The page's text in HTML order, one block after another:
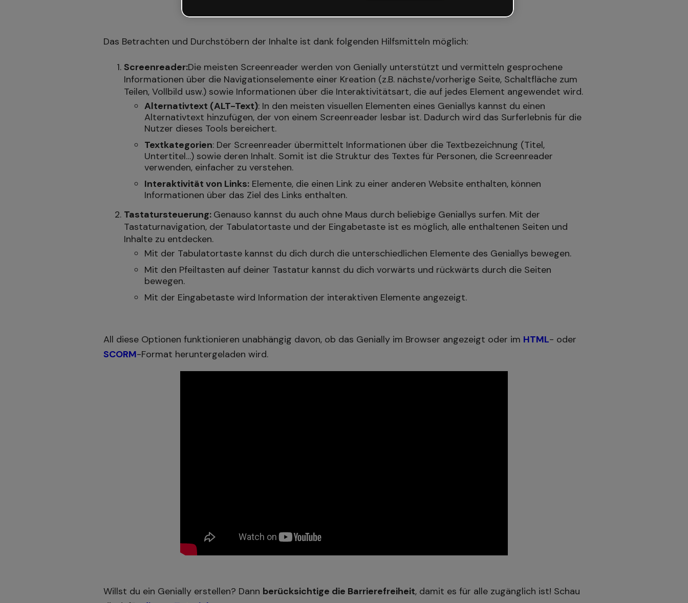
Das Betrachten und Durchstöbern der Inhalte ist dank folgenden Hilfsmitteln möglich:
Screenreader:Die meisten Screenreader werden von Genially unterstützt und vermitteln gesprochene
Informationen über die Navigationselemente einer Kreation (z.B. nächste/vorherige Seite, Schaltfläche zum
Teilen, Vollbild usw.) sowie Informationen über die Interaktivitätsart, die auf jedes Element angewendet wird.
Alternativtext (ALT-Text): In den meisten visuellen Elementen eines Geniallys kannst du einen
Alternativtext hinzufügen, der von einem Screenreader lesbar ist. Dadurch wird das Surferlebnis für die
Nutzer dieses Tools bereichert.
Textkategorien: Der Screenreader übermittelt Informationen über die Textbezeichnung (Titel,
Untertitel…) sowie deren Inhalt. Somit ist die Struktur des Textes für Personen, die Screenreader
verwenden, einfacher zu verstehen.
Interaktivität von Links: Elemente, die einen Link zu einer anderen Website enthalten, können
Informationen über das Ziel des Links enthalten.
Tastatursteuerung: Genauso kannst du auch ohne Maus durch beliebige Geniallys surfen. Mit der
Tastaturnavigation, der Tabulatortaste und der Eingabetaste ist es möglich, alle enthaltenen Seiten und
Inhalte zu entdecken.
Mit der Tabulatortaste kannst du dich durch die unterschiedlichen Elemente des Geniallys bewegen.
Mit den Pfeiltasten auf deiner Tastatur kannst du dich vorwärts und rückwärts durch die Seiten
bewegen.
Mit der Eingabetaste wird Information der interaktiven Elemente angezeigt.
All diese Optionen funktionieren unabhängig davon, ob das Genially im Browser angezeigt oder im HTML- oder
SCORM-Format heruntergeladen wird.
Willst du ein Genially erstellen? Dann berücksichtige die Barrierefreiheit, damit es für alle zugänglich ist! Schau